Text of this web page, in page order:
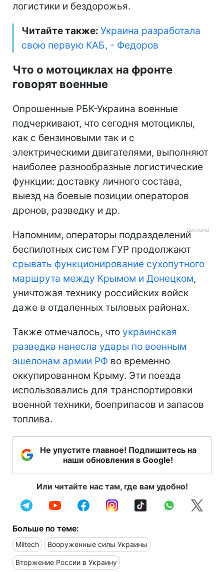
логистики и бездорожья.
Читайте также: Украина разработала
свою первую КАБ, - Федоров
Что о мотоциклах на фронте
говорят военные
Опрошенные РБК-Украина военные
подчеркивают, что сегодня мотоциклы,
как с бензиновыми так и с
электрическими двигателями, выполняют
наиболее разнообразные логистические
функции: доставку личного состава,
выезд на боевые позиции операторов
дронов, разведку и др.
Напомним, операторы подразделений
беспилотных систем ГУР продолжают
срывать функционирование сухопутного
маршрута между Крымом и Донецком,
уничтожая технику российских войск
даже в отдаленных тыловых районах.
Также отмечалось, что украинская
разведка нанесла удары по военным
эшелонам армии РФ во временно
оккупированном Крыму. Эти поезда
использовались для транспортировки
военной техники, боеприпасов и запасов
топлива.
Не упустите главное! Подпишитесь на
наши обновления в Google!
Или читайте нас там, где вам удобно!
Больше по теме:
Miltech Вооруженные силы Украины
Вторжение России в Украину